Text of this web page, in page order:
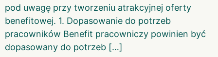
pod uwagę przy tworzeniu atrakcyjnej oferty
benefitowej. 1. Dopasowanie do potrzeb
pracowników Benefit pracowniczy powinien być
dopasowany do potrzeb […]